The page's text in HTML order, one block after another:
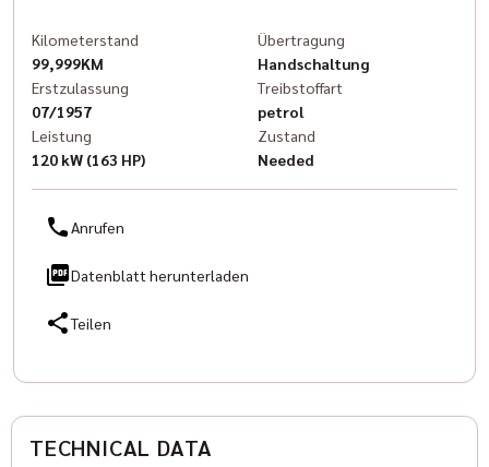
Kilometerstand
99,999KM
Erstzulassung
07/1957
Leistung
120 kW (163 HP)
Übertragung
Handschaltung
Treibstoffart
petrol
Zustand
Needed
Anrufen
Datenblatt herunterladen
Teilen
TECHNICAL DATA